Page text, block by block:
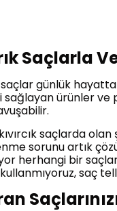
Saçlarla
günlük hayatta
sağlayan ürünler ve
saçlarda
sorunu artık
herhangi bir
saç